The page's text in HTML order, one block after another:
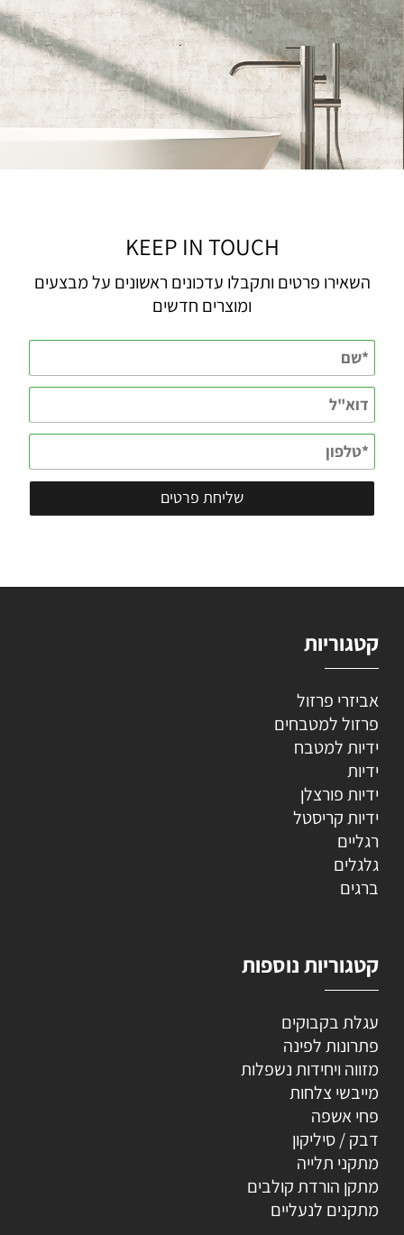
KEEP IN TOUCH
השאירו פרטים ותקבלו עדכונים ראשונים על מבצעים
ומוצרים חדשים
קטגוריות
אביזרי פרזול
פרזול למטבחים
ידיות למטבח
ידיות
ידיות פורצלן
ידיות קריסטל
רגליים
גלגלים
ברגים
קטגוריות נוספות
עגלת בקבוקים
פתרונות לפינה
מזווה ויחידות נשפלות
מייבשי צלחות
פחי אשפה
דבק / סיליקון
מתקני תלייה
מתקן הורדת קולבים
מתקנים לנעליים